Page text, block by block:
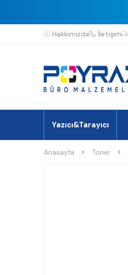
Hakkımızda İletişim
Yazıcı&Tarayıcı
Anasayfa Toner